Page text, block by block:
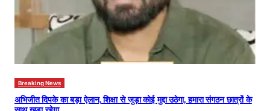
Breaking News
अभिजीत दिपके का बड़ा ऐलान, शिक्षा से जुड़ा कोई मुद्दा उठेगा, हमारा संगठन छात्रों के